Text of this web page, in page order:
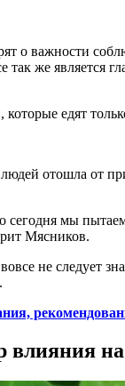
о важности
так же является
едят
отошла от
мы
Мясников.
не следует
на